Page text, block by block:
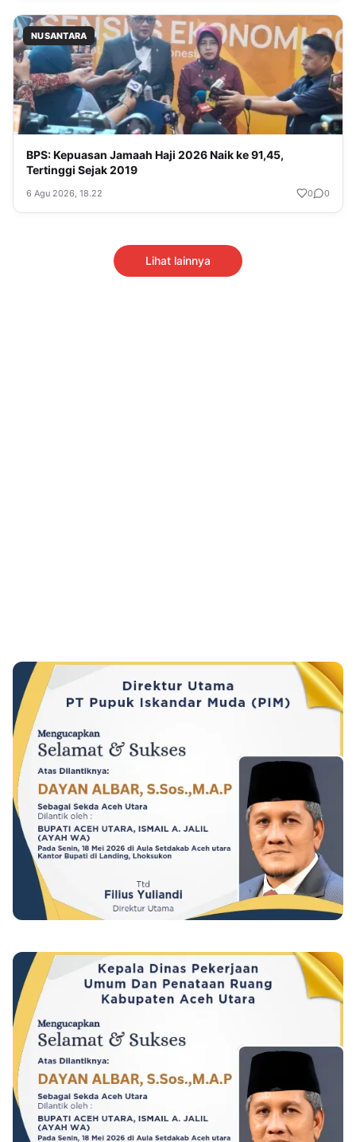
NUSANTARA
BPS: Kepuasan Jamaah Haji 2026 Naik ke 91,45,
Tertinggi Sejak 2019
6 Agu 2026, 18.22 0 0
Lihat lainnya